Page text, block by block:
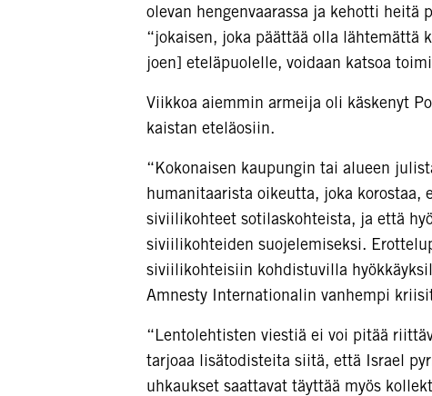
olevan hengenvaarassa ja kehotti
“jokaisen, joka päättää olla lähtemättä
joen] eteläpuolelle, voidaan katsoa
Viikkoa aiemmin armeija oli käskenyt
kaistan eteläosiin.
“Kokonaisen kaupungin tai alueen
humanitaarista oikeutta, joka korostaa,
siviilikohteet sotilaskohteista, ja että
siviilikohteiden suojelemiseksi.
siviilikohteisiin kohdistuvilla
Amnesty Internationalin vanhempi
“Lentolehtisten viestiä ei voi pitää
tarjoaa lisätodisteita siitä, että Israel
uhkaukset saattavat täyttää myös